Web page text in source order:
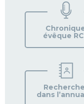
évêque
dans